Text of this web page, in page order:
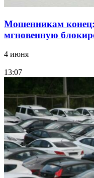
Мошенникам конец:
мгновенную
4 июня
13:07